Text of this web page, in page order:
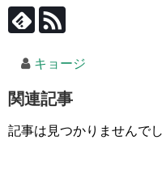
キョージ
関連記事
記事は見つかりませんでし